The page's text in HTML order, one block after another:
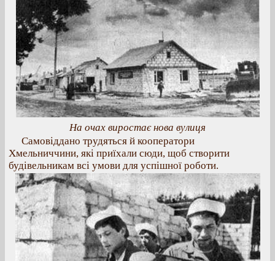
На очах виростає нова вулиця
Самовіддано трудяться й кооператори
Хмельниччини, які приїхали сюди, щоб створити
будівельникам всі умови для успішної роботи.